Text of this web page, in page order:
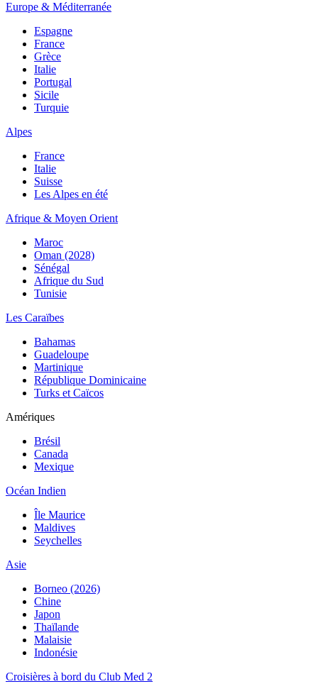
Europe & Méditerranée
Espagne
France
Grèce
Italie
Portugal
Sicile
Turquie
Alpes
France
Italie
Suisse
Les Alpes en été
Afrique & Moyen Orient
Maroc
Oman (2028)
Sénégal
Afrique du Sud
Tunisie
Les Caraïbes
Bahamas
Guadeloupe
Martinique
République Dominicaine
Turks et Caïcos
Amériques
Brésil
Canada
Mexique
Océan Indien
Île Maurice
Maldives
Seychelles
Asie
Borneo (2026)
Chine
Japon
Thaïlande
Malaisie
Indonésie
Croisières à bord du Club Med 2